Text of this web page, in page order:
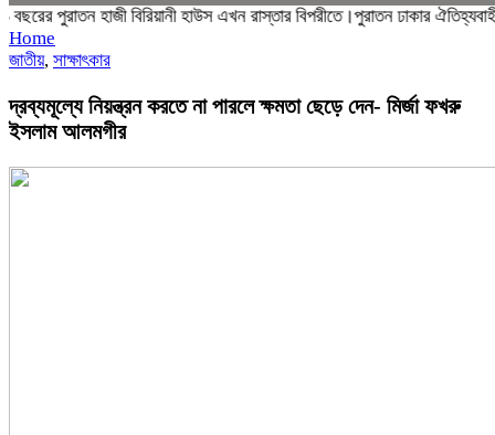
পুরাতন হাজী বিরিয়ানী হাউস এখন রাস্তার বিপরীতে।পুরাতন ঢাকার
Home
জাতীয়, সাক্ষাৎকার
দ্রব্যমূল্যে নিয়ন্ত্রন করতে না পারলে ক্ষমতা ছেড়ে দেন- মির্জা ফখরু
ইসলাম আলমগীর